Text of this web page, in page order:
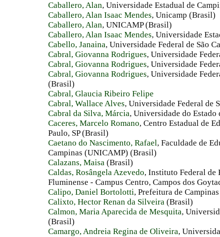
Caballero, Alan, Universidade Estadual de
Caballero, Alan Isaac Mendes, Unicamp (Brasil)
Caballero, Alan, UNICAMP (Brasil)
Caballero, Alan Isaac Mendes, Universidade
Cabello, Janaina, Universidade Federal de São
Cabral, Giovanna Rodrigues, Universidade
Cabral, Giovanna Rodrigues, Universidade
Cabral, Giovanna Rodrigues, Universidade
(Brasil)
Cabral, Glaucia Ribeiro Felipe
Cabral, Wallace Alves, Universidade Federal de
Cabral da Silva, Márcia, Universidade do
Caceres, Marcelo Romano, Centro Estadual de
Paulo, SP (Brasil)
Caetano do Nascimento, Rafael, Faculdade de
Campinas (UNICAMP) (Brasil)
Calazans, Maisa (Brasil)
Caldas, Rosângela Azevedo, Instituto Federal de
Fluminense - Campus Centro, Campos dos
Calipo, Daniel Bortolotti, Prefeitura de
Calixto, Hector Renan da Silveira (Brasil)
Calmon, Maria Aparecida de Mesquita,
(Brasil)
Camargo, Andreia Regina de Oliveira,